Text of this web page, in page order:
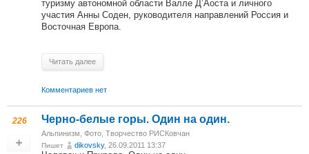
туризму автономной области Валле Д’Аоста и личного
участия Анны Соден, руководителя направлений Россия и
Восточная Европа.
Читать далее
Комментариев нет
226 Черно-белые горы. Один на один.
Альпинизм Фото Творчество РИСКовчан
Пишет dikovsky, 26.09.2011 13:37